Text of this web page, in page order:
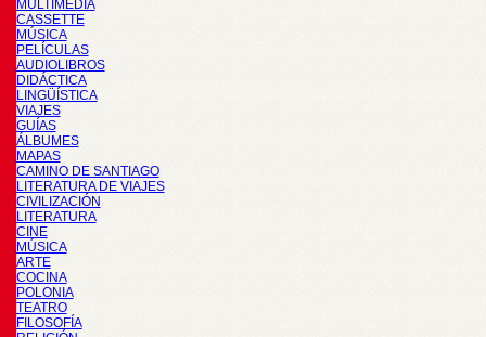
MULTIMEDIA
CASSETTE
MÚSICA
PELÍCULAS
AUDIOLIBROS
DIDÁCTICA
LINGÜÍSTICA
VIAJES
GUÍAS
ÁLBUMES
MAPAS
CAMINO DE SANTIAGO
LITERATURA DE VIAJES
CIVILIZACIÓN
LITERATURA
CINE
MÚSICA
ARTE
COCINA
POLONIA
TEATRO
FILOSOFÍA